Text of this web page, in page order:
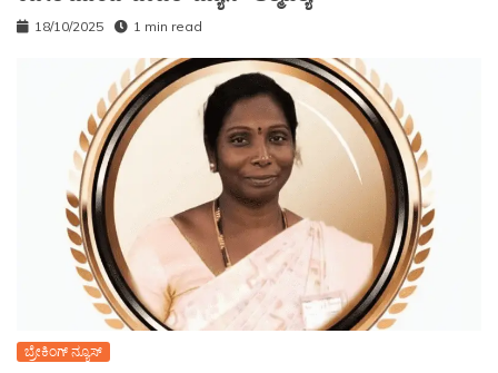
18/10/2025 1 min read
ಬ್ರೇಕಿಂಗ್ ನ್ಯೂಸ್